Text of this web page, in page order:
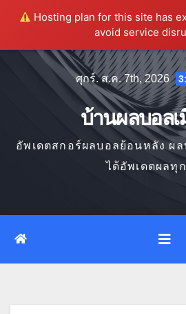
Hosting plan for this site has
avoid service
ศุกร์. ส.ค. 7th, 2026
บ้านผลบอล
อัพเดตสกอร์ผลบอลย้อนหลัง ผ
ได้อัพเดตผลทุ